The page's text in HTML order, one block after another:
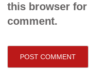
this browser
comment.